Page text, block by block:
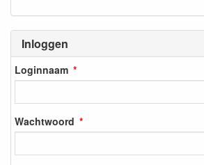
Inloggen
Loginnaam
Wachtwoord